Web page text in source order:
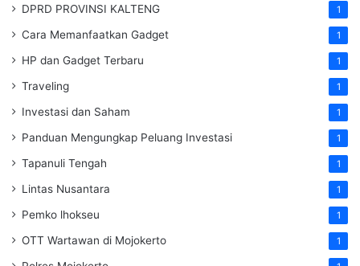
DPRD PROVINSI KALTENG 1
Cara Memanfaatkan Gadget 1
HP dan Gadget Terbaru 1
Traveling 1
Investasi dan Saham 1
Panduan Mengungkap Peluang Investasi 1
Tapanuli Tengah 1
Lintas Nusantara 1
Pemko lhokseu 1
OTT Wartawan di Mojokerto 1